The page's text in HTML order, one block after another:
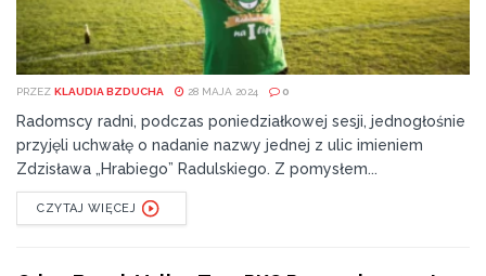
PRZEZ KLAUDIA BZDUCHA 28 MAJA 2024 0
Radomscy radni, podczas poniedziałkowej sesji, jednogłośnie
przyjęli uchwałę o nadanie nazwy jednej z ulic imieniem
Zdzisława „Hrabiego” Radulskiego. Z pomysłem...
CZYTAJ WIĘCEJ